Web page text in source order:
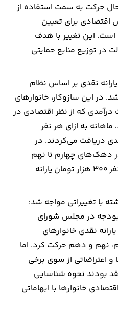
حال حرکت به سمت استفاده از
برای تعیین
است. این تغییر با هدف
در توزیع منابع حمایتی
نقدی بر اساس نظام
این سازوکار، خانوارهای
که از نظر اقتصادی در
به ازای هر نفر
نقدی دریافت می‌کردند. در
در دهک‌های چهارم تا نهم
جامعه نیز ماهانه به ازای هر نفر ۳۰۰ هزار تومان یارانه
با تغییراتی مواجه شد؛
در مجلس شورای
نقدی خانوارهای
نهم و دهم حرکت کرد. اما
اعتراضاتی از سوی برخی
بودند نحوه شناسایی
خانوارها با ابهاماتی